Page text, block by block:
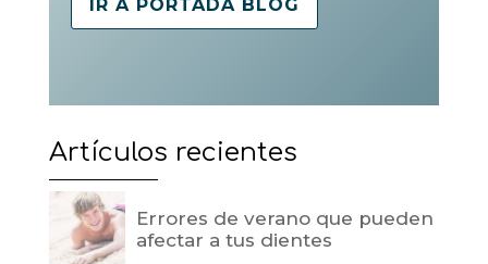
IR A PORTADA BLOG
Artículos recientes
Errores de verano que pueden
afectar a tus dientes